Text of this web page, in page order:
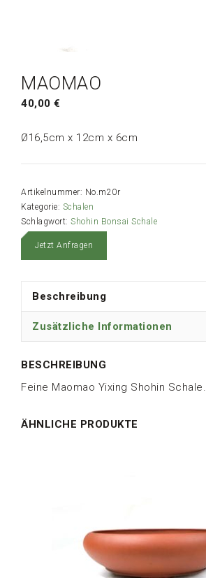
MAOMAO
40,00 €
Ø16,5cm x 12cm x 6cm
Artikelnummer: No.m20r
Kategorie: Schalen
Schlagwort: Shohin Bonsai Schale
Jetzt Anfragen
Beschreibung
Zusätzliche Informationen
BESCHREIBUNG
Feine Maomao Yixing Shohin Schale.
ÄHNLICHE PRODUKTE